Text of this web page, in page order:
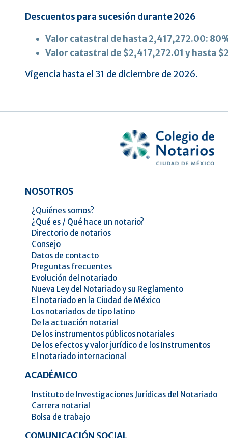
Descuentos para sucesión durante 2026
Valor catastral de hasta 2,417,272.00:
Valor catastral de $2,417,272.01 y hasta
Vigencia hasta el 31 de diciembre de 2026.
NOSOTROS
¿Quiénes somos?
¿Qué es / Qué hace un notario?
Directorio de notarios
Consejo
Datos de contacto
Preguntas frecuentes
Evolución del notariado
Nueva Ley del Notariado y su Reglamento
El notariado en la Ciudad de México
Los notariados de tipo latino
De la actuación notarial
De los instrumentos públicos notariales
De los efectos y valor jurídico de los Instrumentos
El notariado internacional
ACADÉMICO
Instituto de Investigaciones Jurídicas del Notariado
Carrera notarial
Bolsa de trabajo